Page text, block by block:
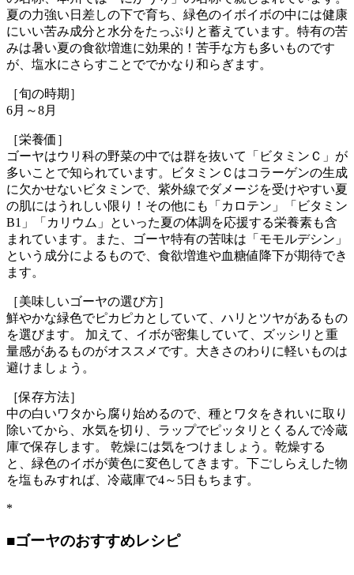
夏の力強い日差しの下で育ち、緑色のイボイボの中には健康
にいい苦み成分と水分をたっぷりと蓄えています。特有の苦
みは暑い夏の食欲増進に効果的！苦手な方も多いものです
が、塩水にさらすことででかなり和らぎます。
［旬の時期］
6月～8月
［栄養価］
ゴーヤはウリ科の野菜の中では群を抜いて「ビタミンＣ」が
多いことで知られています。ビタミンＣはコラーゲンの生成
に欠かせないビタミンで、紫外線でダメージを受けやすい夏
の肌にはうれしい限り！その他にも「カロテン」「ビタミン
B1」「カリウム」といった夏の体調を応援する栄養素も含
まれています。また、ゴーヤ特有の苦味は「モモルデシン」
という成分によるもので、食欲増進や血糖値降下が期待でき
ます。
［美味しいゴーヤの選び方］
鮮やかな緑色でピカピカとしていて、ハリとツヤがあるもの
を選びます。 加えて、イボが密集していて、ズッシリと重
量感があるものがオススメです。大きさのわりに軽いものは
避けましょう。
［保存方法］
中の白いワタから腐り始めるので、種とワタをきれいに取り
除いてから、水気を切り、ラップでピッタリとくるんで冷蔵
庫で保存します。 乾燥には気をつけましょう。乾燥する
と、緑色のイボが黄色に変色してきます。下ごしらえした物
を塩もみすれば、冷蔵庫で4～5日もちます。
*
■ゴーヤのおすすめレシピ